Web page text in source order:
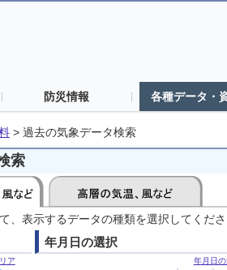
防災情報 各種データ・
> 過去の気象データ検索
索
、表示するデータの種類を選択してくだ
ア
年月日の選択
年月日